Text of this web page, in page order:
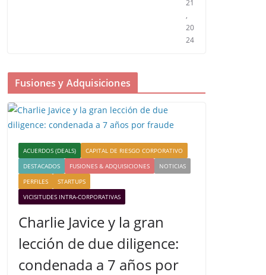
21
,
20
24
Fusiones y Adquisiciones
ACUERDOS (DEALS)
CAPITAL DE RIESGO CORPORATIVO
DESTACADOS
FUSIONES & ADQUISICIONES
NOTICIAS
PERFILES
STARTUPS
VICISITUDES INTRA-CORPORATIVAS
Charlie Javice y la gran
lección de due diligence:
condenada a 7 años por